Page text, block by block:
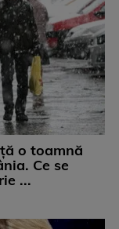
o toamnă
Ce se
...